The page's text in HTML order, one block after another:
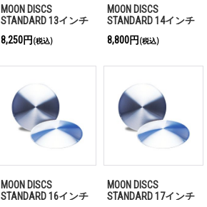
MOON DISCS
STANDARD 13インチ
8,250円 (税込)
MOON DISCS
STANDARD 14インチ
8,800円 (税込)
MOON DISCS
STANDARD 16インチ
MOON DISCS
STANDARD 17インチ